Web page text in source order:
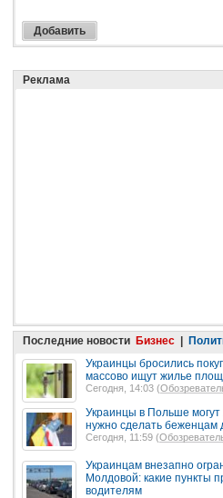
Реклама
Последние новости Бизнес
Украинцы бросились
массово ищут жилье
Сегодня, 14:03 (
Украинцы в Польше могут
нужно сделать беженцам
Сегодня, 11:59 (
Украинцам внезапно
Молдовой: какие пункты
водителям